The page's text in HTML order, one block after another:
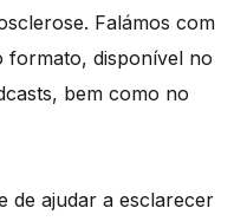
Falámos com
formato, disponível no
bem como no
de ajudar a esclarecer